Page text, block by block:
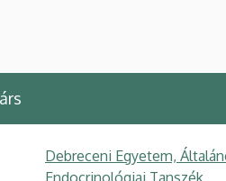
Debreceni Egyetem,
Endocrinológiai Tanszék